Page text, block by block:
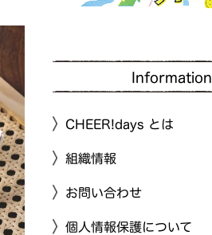
Information
CHEER!days とは
組織情報
お問い合わせ
個人情報保護について